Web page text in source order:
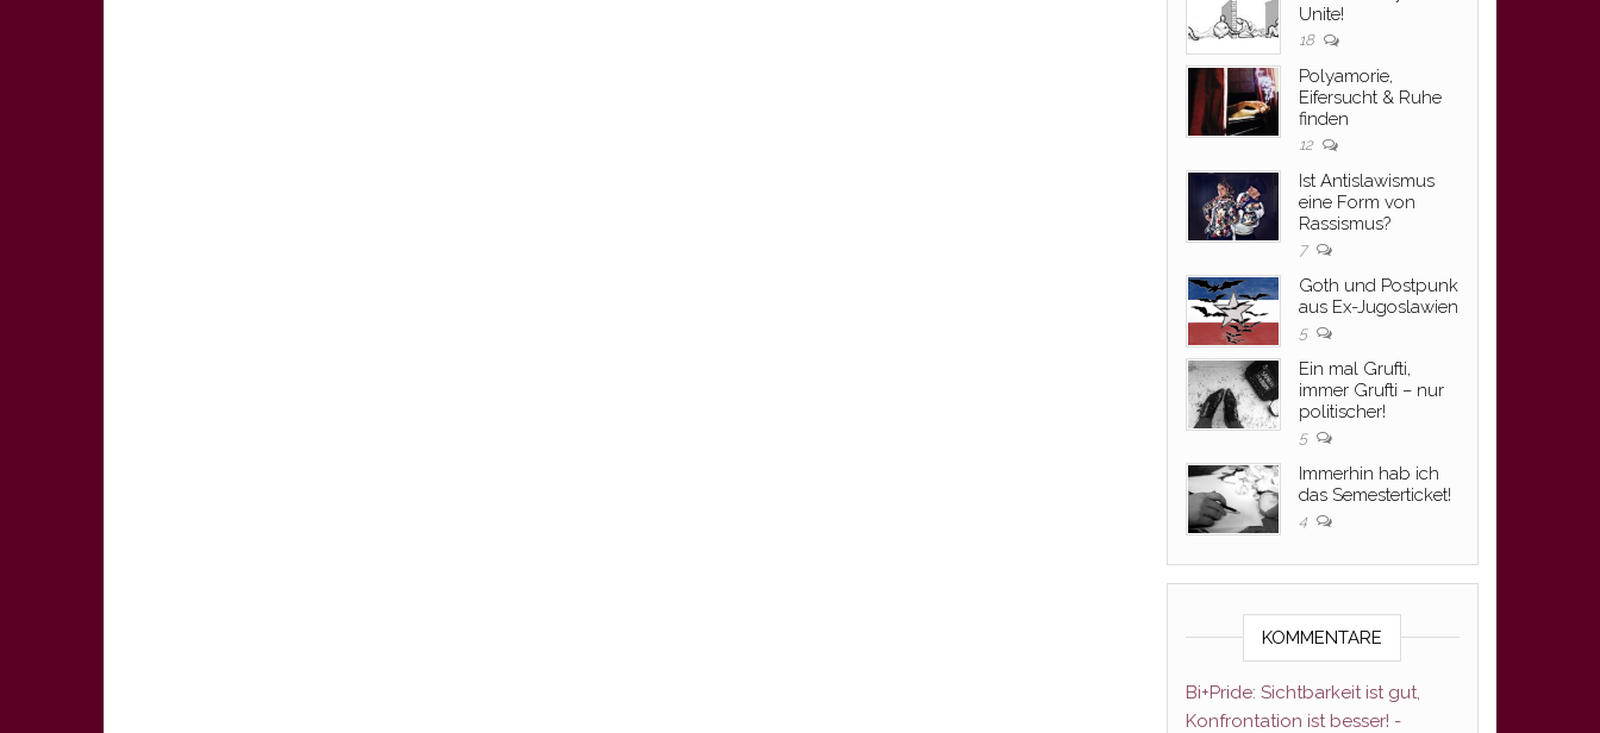
Unite!
18
Polyamorie,
Eifersucht & Ruhe
finden
12
Ist Antislawismus
eine Form von
Rassismus?
7
Goth und Postpunk
aus Ex-Jugoslawien
5
Ein mal Grufti,
immer Grufti – nur
politischer!
5
Immerhin hab ich
das Semesterticket!
4
KOMMENTARE
Bi+Pride: Sichtbarkeit ist gut,
Konfrontation ist besser! -